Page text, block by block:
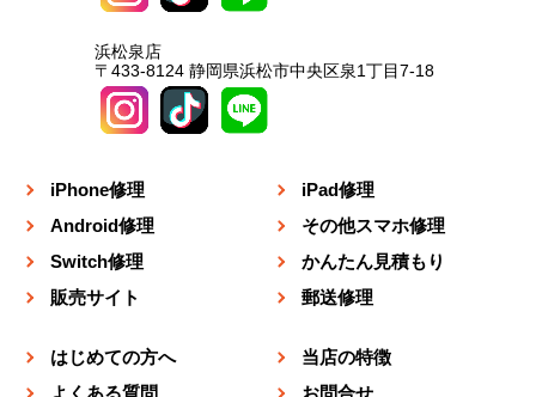
浜松泉店
〒433-8124 静岡県浜松市中央区泉1丁目7-18
iPhone修理
iPad修理
Android修理
その他スマホ修理
Switch修理
かんたん見積もり
販売サイト
郵送修理
はじめての方へ
当店の特徴
よくある質問
お問合せ